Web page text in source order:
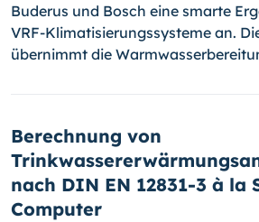
Buderus und Bosch eine smarte
VRF-Klimatisierungssysteme an.
übernimmt die
Berechnung von
nach DIN EN 12831-3 à la
Computer